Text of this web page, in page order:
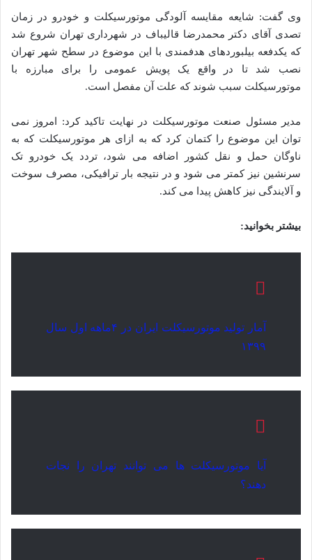
وی گفت: شایعه‌ مقایسه آلودگی موتورسیکلت و خودرو در زمان
تصدی آقای دکتر محمدرضا قالیباف در شهرداری تهران شروع شد
که یکدفعه بیلبوردهای هدفمندی با این موضوع در سطح شهر تهران
نصب شد تا در واقع یک پویش عمومی را برای مبارزه با
موتورسیکلت سبب شوند که علت آن مفصل است.
مدیر مسئول صنعت موتورسیکلت در نهایت تاکید کرد: امروز نمی
توان این موضوع را کتمان کرد که به ازای هر موتورسیکلت که به
ناوگان حمل و نقل کشور اضافه می شود، تردد یک خودرو تک
سرنشین نیز کمتر می شود و در نتیجه بار ترافیکی، مصرف سوخت
و آلایندگی نیز کاهش پیدا می کند.
بیشتر بخوانید:
آمار تولید موتورسیکلت ایران در ۴ماهه اول سال
۱۳۹۹
آیا موتورسیکلت ها می توانند تهران را نجات
دهند؟